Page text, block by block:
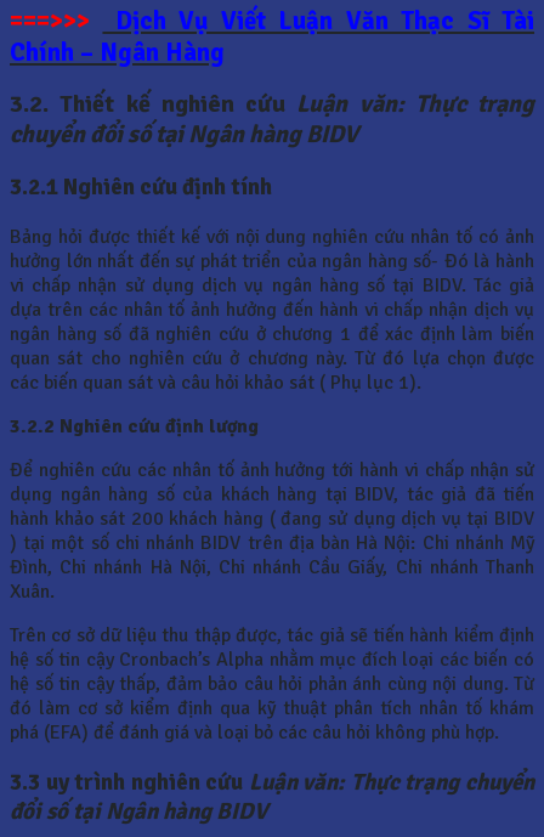
===>>>
Dịch Vụ Viết Luận Văn Thạc Sĩ Tài
Chính – Ngân Hàng
3.2. Thiết kế nghiên cứu Luận văn: Thực trạng
chuyển đổi số tại Ngân hàng BIDV
3.2.1 Nghiên cứu định tính
Bảng hỏi được thiết kế với nội dung nghiên cứu nhân tố có ảnh
hưởng lớn nhất đến sự phát triển của ngân hàng số- Đó là hành
vi chấp nhận sử dụng dịch vụ ngân hàng số tại BIDV. Tác giả
dựa trên các nhân tố ảnh hưởng đến hành vi chấp nhận dịch vụ
ngân hàng số đã nghiên cứu ở chương 1 để xác định làm biến
quan sát cho nghiên cứu ở chương này. Từ đó lựa chọn được
các biến quan sát và câu hỏi khảo sát ( Phụ lục 1).
3.2.2 Nghiên cứu định lượng
Để nghiên cứu các nhân tố ảnh hưởng tới hành vi chấp nhận sử
dụng ngân hàng số của khách hàng tại BIDV, tác giả đã tiến
hành khảo sát 200 khách hàng ( đang sử dụng dịch vụ tại BIDV
) tại một số chi nhánh BIDV trên địa bàn Hà Nội: Chi nhánh Mỹ
Đình, Chi nhánh Hà Nội, Chi nhánh Cầu Giấy, Chi nhánh Thanh
Xuân.
Trên cơ sở dữ liệu thu thập được, tác giả sẽ tiến hành kiểm định
hệ số tin cậy Cronbach’s Alpha nhằm mục đích loại các biến có
hệ số tin cậy thấp, đảm bảo câu hỏi phản ánh cùng nội dung. Từ
đó làm cơ sở kiểm định qua kỹ thuật phân tích nhân tố khám
phá (EFA) để đánh giá và loại bỏ các câu hỏi không phù hợp.
3.3 uy trình nghiên cứu Luận văn: Thực trạng chuyển
đổi số tại Ngân hàng BIDV